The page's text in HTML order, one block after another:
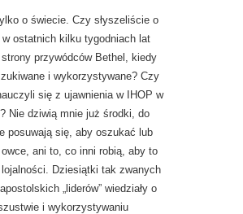
o świecie. Czy słyszeliście o
w ostatnich kilku tygodniach lat
przywódców Bethel, kiedy
i wykorzystywane? Czy
się z ujawnienia w IHOP w
Nie dziwią mnie już środki, do
posuwają się, aby oszukać lub
ani to, co inni robią, aby to
Dziesiątki tak zwanych
„liderów” wiedziały o
i wykorzystywaniu